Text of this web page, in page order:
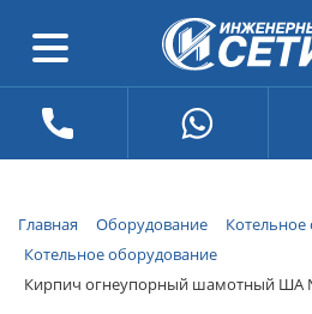
Главная Оборудование
Котельное оборудование
Кирпич огнеупорный шамотный ША